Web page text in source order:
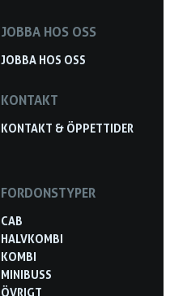
JOBBA HOS OSS
JOBBA HOS OSS
KONTAKT
KONTAKT & ÖPPETTIDER
FORDONSTYPER
CAB
HALVKOMBI
KOMBI
MINIBUSS
ÖVRIGT